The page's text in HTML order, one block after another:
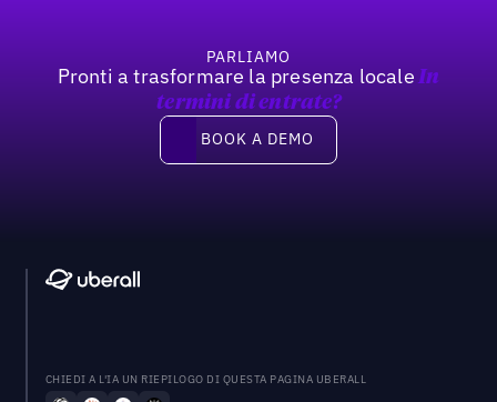
PARLIAMO
Pronti a trasformare la presenza locale In
termini di entrate?
Book a demo
BOOK A DEMO
CHIEDI A L'IA UN RIEPILOGO DI QUESTA PAGINA UBERALL